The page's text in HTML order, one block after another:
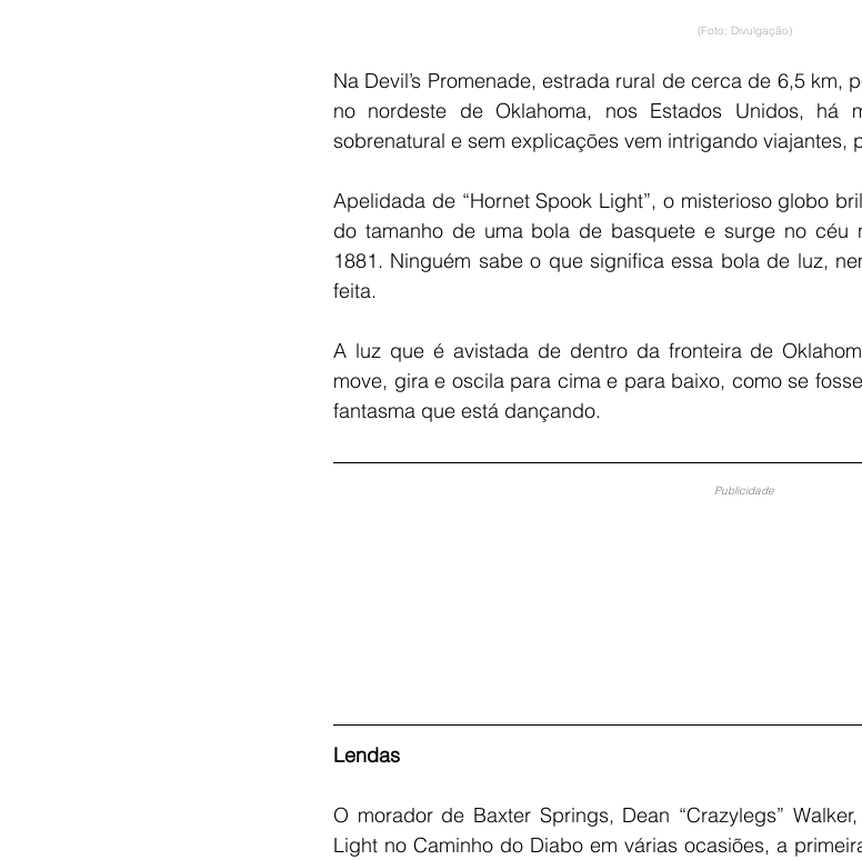
(Foto: Divulgação)
Na Devil’s Promenade, estrada rural de cerca de 6,5 km,
no nordeste de Oklahoma, nos Estados Unidos, há
sobrenatural e sem explicações vem intrigando viajantes,
Apelidada de “Hornet Spook Light”, o misterioso globo
do tamanho de uma bola de basquete e surge no céu
1881. Ninguém sabe o que significa essa bola de luz,
feita.
A luz que é avistada de dentro da fronteira de
move, gira e oscila para cima e para baixo, como se
fantasma que está dançando.
Publicidade
Lendas
O morador de Baxter Springs, Dean “Crazylegs”
Light no Caminho do Diabo em várias ocasiões, a